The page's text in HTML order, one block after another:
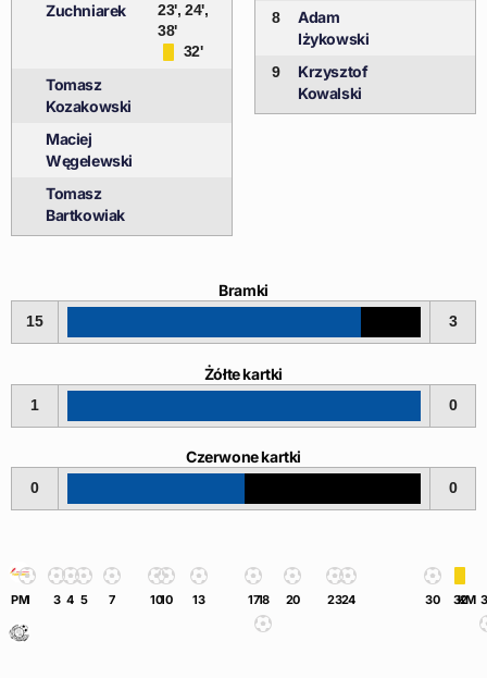
Zuchniarek
23', 24',
38'
32'
Tomasz
Kozakowski
Maciej
Węgelewski
Tomasz
Bartkowiak
8
Adam
Iżykowski
9
Krzysztof
Kowalski
Bramki
15 3
Żółte kartki
1 0
Czerwone kartki
0 0
PM1 3 4 5 7 1010 13 1718 20 2324 30 32
KM